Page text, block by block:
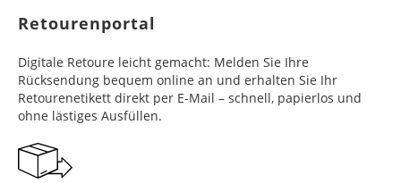
Retourenportal
Digitale Retoure leicht gemacht: Melden Sie Ihre
Rücksendung bequem online an und erhalten Sie Ihr
Retourenetikett direkt per E-Mail – schnell, papierlos und
ohne lästiges Ausfüllen.